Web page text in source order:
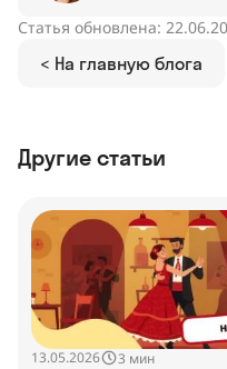
< На главную блога
Статья обновлена:
Другие статьи
13.05.2026 3 мин